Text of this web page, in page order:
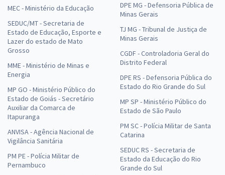
MEC - Ministério da Educação
SEDUC/MT - Secretaria de
Estado de Educação, Esporte e
Lazer do estado de Mato
Grosso
MME - Ministério de Minas e
Energia
MP GO - Ministério Público do
Estado de Goiás - Secretário
Auxiliar da Comarca de
Itapuranga
ANVISA - Agência Nacional de
Vigilância Sanitária
PM PE - Polícia Militar de
Pernambuco
DPE MG - Defensoria Pública de
Minas Gerais
TJ MG - Tribunal de Justiça de
Minas Gerais
CGDF - Controladoria Geral do
Distrito Federal
DPE RS - Defensoria Pública do
Estado do Rio Grande do Sul
MP SP - Ministério Público do
Estado de São Paulo
PM SC - Polícia Militar de Santa
Catarina
SEDUC RS - Secretaria de
Estado da Educação do Rio
Grande do Sul